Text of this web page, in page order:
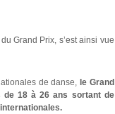
Grand Prix, s’est ainsi vue
de danse, le Grand
de 18 à 26 ans sortant de